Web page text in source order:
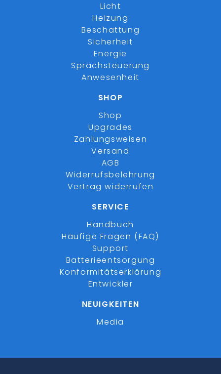
Licht
Heizung
Beschattung
Sicherheit
Energie
Sprachsteuerung
Anwesenheit
SHOP
Shop
Upgrades
Zahlungsweisen
Versand
AGB
Widerrufsbelehrung
Vertrag widerrufen
SERVICE
Handbuch
Häufige Fragen (FAQ)
Support
Batterieentsorgung
Konformitätserklärung
Entwickler
NEUIGKEITEN
Media